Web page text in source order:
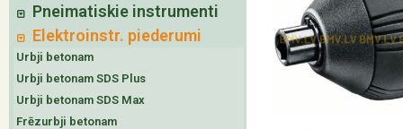
Pneimatiskie instrumenti
Elektroinstr. piederumi
Urbji betonam
Urbji betonam SDS Plus
Urbji betonam SDS Max
Frēzurbji betonam